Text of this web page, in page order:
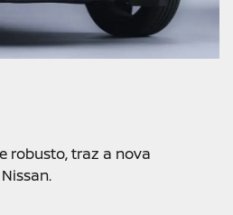
robusto, traz a nova